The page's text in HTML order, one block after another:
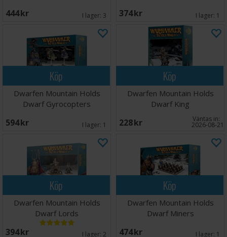
444 SEK I lager: 3 374 SEK I lager: 1
Köp
Dwarfen Mountain Holds
Dwarf Gyrocopters
594 SEK I lager: 1
Köp
Dwarfen Mountain Holds
Dwarf King
228 SEK Väntas in:
2026-08-21
Köp
Dwarfen Mountain Holds
Dwarf Lords
394 SEK I lager: 2
Köp
Dwarfen Mountain Holds
Dwarf Miners
474 SEK I lager: 1